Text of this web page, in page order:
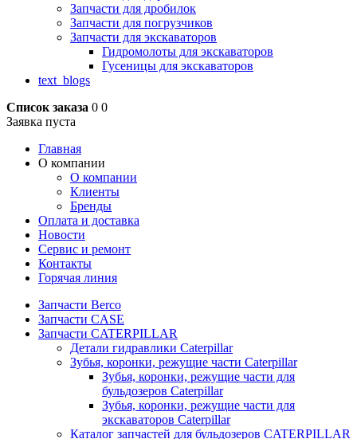
Запчасти для дробилок
Запчасти для погрузчиков
Запчасти для экскаваторов
Гидромолоты для экскаваторов
Гусеницы для экскаваторов
text_blogs
Список заказа 0 0
Заявка пуста
Главная
О компании
О компании
Клиенты
Бренды
Оплата и доставка
Новости
Сервис и ремонт
Контакты
Горячая линия
Запчасти Berco
Запчасти CASE
Запчасти CATERPILLAR
Детали гидравлики Caterpillar
Зубья, коронки, режущие части Caterpillar
Зубья, коронки, режущие части для
бульдозеров Caterpillar
Зубья, коронки, режущие части для
экскаваторов Caterpillar
Каталог запчастей для бульдозеров CATERPILLAR